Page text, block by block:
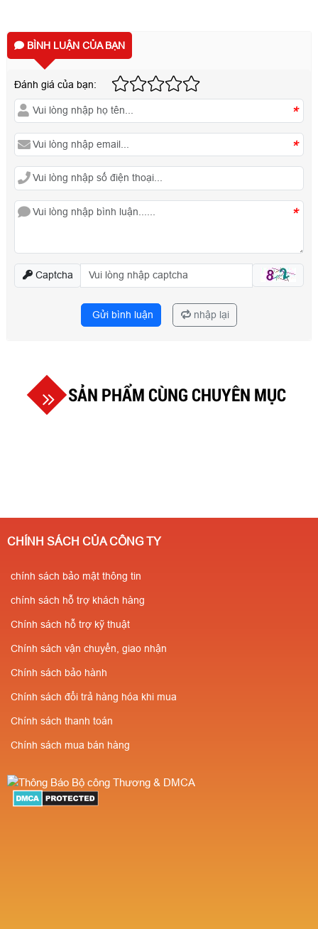
BÌNH LUẬN CỦA BẠN
Đánh giá của bạn:
*
*
*
Captcha
Gửi bình luận nhập lại
SẢN PHẨM CÙNG CHUYÊN MỤC
CHÍNH SÁCH CỦA CÔNG TY
chính sách bảo mật thông tin
chính sách hỗ trợ khách hàng
Chính sách hỗ trợ kỹ thuật
Chính sách vận chuyển, giao nhận
Chính sách bảo hành
Chính sách đổi trả hàng hóa khi mua
Chính sách thanh toán
Chính sách mua bán hàng